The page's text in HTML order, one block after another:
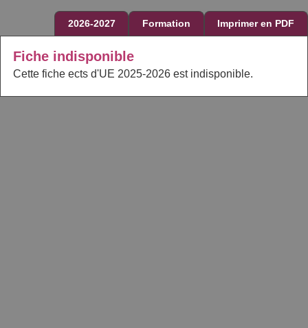
2026-2027 Formation Imprimer en PDF
Fiche indisponible
Cette fiche ects d'UE 2025-2026 est indisponible.